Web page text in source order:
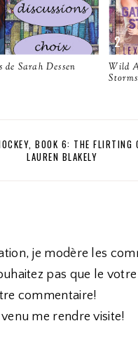
Sarah Dessen
Wild
BOOK 6: THE FLIRTING
LAUREN BLAKELY
je modère les
pas que le
commentaire!
me rendre visite!